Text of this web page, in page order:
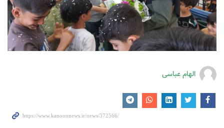
الهام عباسی